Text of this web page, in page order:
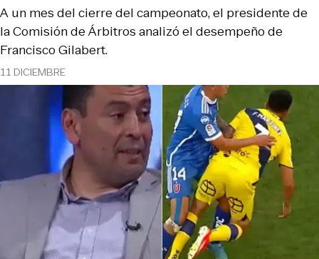
11 DICIEMBRE
A un mes del cierre del campeonato, el presidente de
la Comisión de Árbitros analizó el desempeño de
Francisco Gilabert.